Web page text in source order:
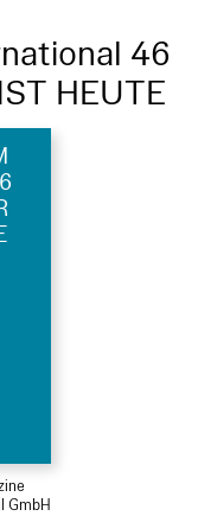
46
HEUTE
GmbH